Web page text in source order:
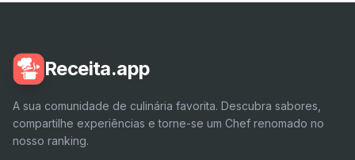
Receita.app
A sua comunidade de culinária favorita. Descubra sabores,
compartilhe experiências e torne-se um Chef renomado no
nosso ranking.